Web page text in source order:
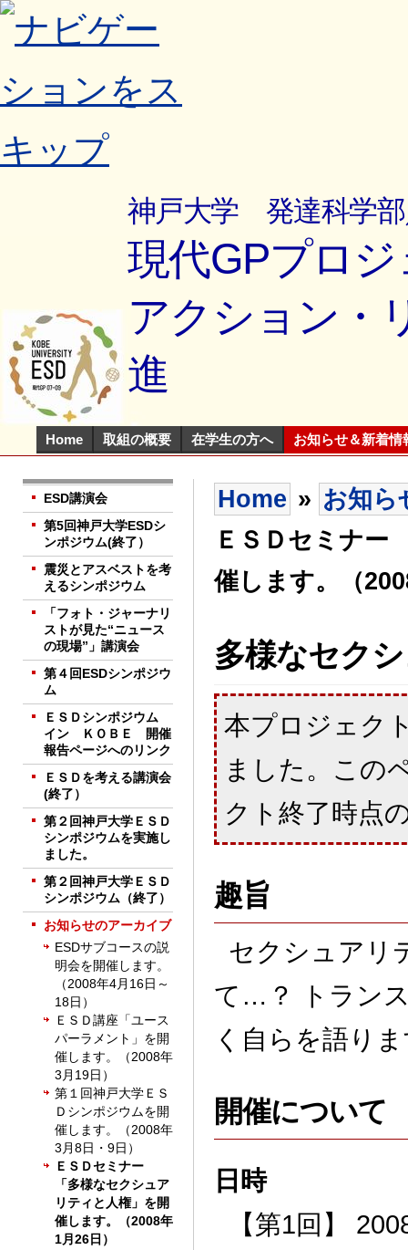
神戸大学 発達科学部
現代GPプロ
アクション・
進
Home 取組の概要 在学生の方へ お知らせ＆新着情
ESD講演会
第5回神戸大学ESDシ
ンポジウム(終了）
震災とアスベストを考
えるシンポジウム
「フォト・ジャーナリ
ストが見た“ニュース
の現場”」講演会
第４回ESDシンポジウ
ム
ＥＳＤシンポジウム
イン ＫＯＢＥ 開催
報告ページへのリンク
ＥＳＤを考える講演会
(終了）
第２回神戸大学ＥＳＤ
シンポジウムを実施し
ました。
第２回神戸大学ＥＳＤ
シンポジウム（終了）
お知らせのアーカイブ
ESDサブコースの説
明会を開催します。
（2008年4月16日～
18日）
ＥＳＤ講座「ユース
パーラメント」を開
催します。（2008年
3月19日）
第１回神戸大学ＥＳ
Ｄシンポジウムを開
催します。（2008年
3月8日・9日）
ＥＳＤセミナー
「多様なセクシュア
リティと人権」を開
催します。（2008年
1月26日）
Home » お知ら
ＥＳＤセミナ
催します。（
多様なセク
本プロジェク
ました。この
クト終了時点
趣旨
セクシュアリ
て…？ トラン
く自らを語り
開催について
日時
【第1回】